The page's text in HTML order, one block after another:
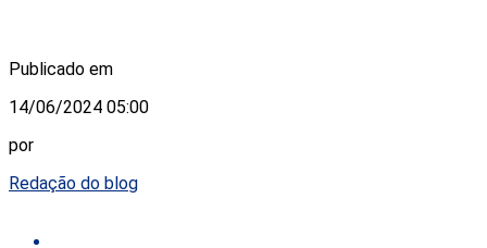
Publicado em
14/06/2024 05:00
por
Redação do blog